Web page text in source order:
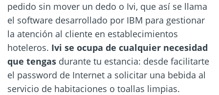
pedido sin mover un dedo o Ivi, que así se llama
el software desarrollado por IBM para gestionar
la atención al cliente en establecimientos
hoteleros. Ivi se ocupa de cualquier necesidad
que tengas durante tu estancia: desde facilitarte
el password de Internet a solicitar una bebida al
servicio de habitaciones o toallas limpias.